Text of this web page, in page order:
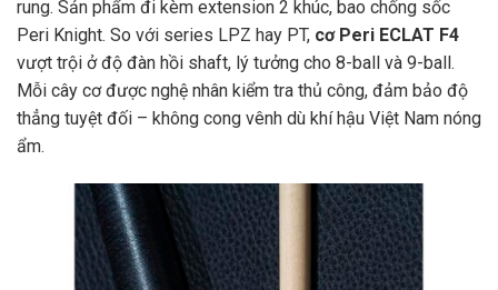
rung. Sản phẩm đi kèm extension 2 khúc, bao chống sốc
Peri Knight. So với series LPZ hay PT, cơ Peri ECLAT F4
vượt trội ở độ đàn hồi shaft, lý tưởng cho 8-ball và 9-ball.
Mỗi cây cơ được nghệ nhân kiểm tra thủ công, đảm bảo độ
thẳng tuyệt đối – không cong vênh dù khí hậu Việt Nam nóng
ẩm.